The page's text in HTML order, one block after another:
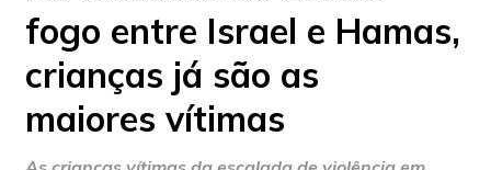
fogo entre Israel e Hamas,
crianças já são as
maiores vítimas